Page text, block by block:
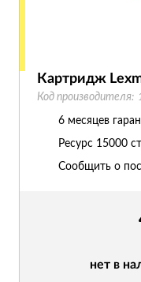
нет в
Картридж
Код производителя:
6 месяцев
Ресурс 15000
Сообщить о